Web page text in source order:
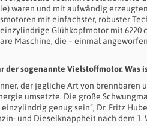
waren und mit aufwändig
mit einfachster, robuster
Glühkopfmotor mit 6220
Maschine, die – einmal
der sogenannte Vielstoffmotor. Was
der jegliche Art von brennbaren
umsetzte. Die große
genug sein“, Dr. Fritz
und Dieselknappheit nach dem 1.